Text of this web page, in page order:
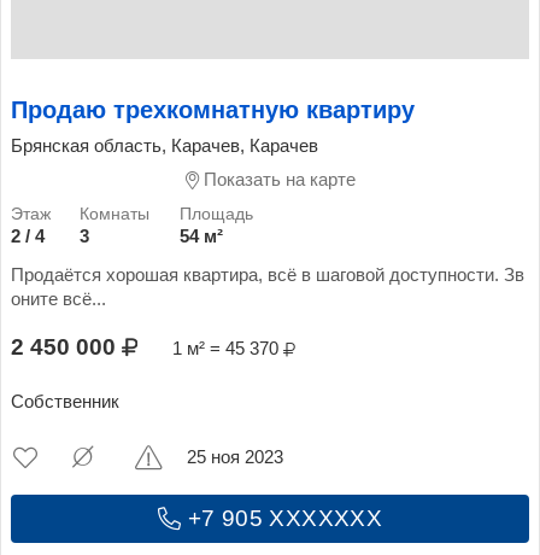
Продаю трехкомнатную квартиру
Брянская область, Карачев, Карачев
Показать на карте
2 / 4 3
54 м²
Продаётся хорошая квартира, всё в шаговой доступности. Зв
оните всё...
2 450 000 1 м² = 45 370
Собственник
+7 905 XXXXXXX
25 ноя 2023